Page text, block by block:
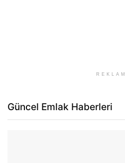
REKLAM
Güncel Emlak Haberleri